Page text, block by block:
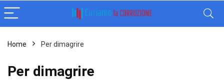
Home Per dimagrire
Per dimagrire